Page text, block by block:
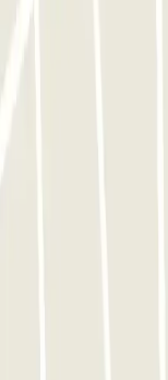
P4 Longue Durée
Beauvais
les parkings à